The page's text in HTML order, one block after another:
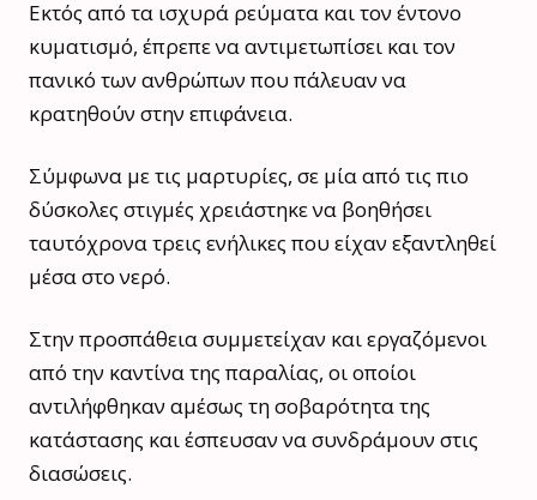
Εκτός από τα ισχυρά ρεύματα και τον έντονο
κυματισμό, έπρεπε να αντιμετωπίσει και τον
πανικό των ανθρώπων που πάλευαν να
κρατηθούν στην επιφάνεια.
Σύμφωνα με τις μαρτυρίες, σε μία από τις πιο
δύσκολες στιγμές χρειάστηκε να βοηθήσει
ταυτόχρονα τρεις ενήλικες που είχαν εξαντληθεί
μέσα στο νερό.
Στην προσπάθεια συμμετείχαν και εργαζόμενοι
από την καντίνα της παραλίας, οι οποίοι
αντιλήφθηκαν αμέσως τη σοβαρότητα της
κατάστασης και έσπευσαν να συνδράμουν στις
διασώσεις.